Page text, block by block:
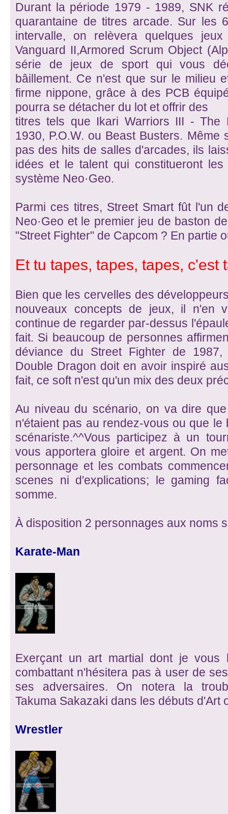
Durant la période 1979 - 1989, SNK
quarantaine de titres arcade. Sur les
intervalle, on relèvera quelques
Vanguard II,Armored Scrum Object
série de jeux de sport qui vous
bâillement. Ce n'est que sur le milieu
firme nippone, grâce à des PCB
pourra se détacher du lot et offrir des
titres tels que Ikari Warriors III - The
1930, P.O.W. ou Beast Busters.
pas des hits de salles d'arcades, ils
idées et le talent qui constitueront
système Neo·Geo.
Parmi ces titres, Street Smart fût l'un
Neo·Geo et le premier jeu de baston
"Street Fighter" de Capcom ? En partie
Et tu tapes, tapes, tapes, c'est
Bien que les cervelles des
nouveaux concepts de jeux, il n'en
continue de regarder par-dessus
fait. Si beaucoup de personnes
déviance du Street Fighter de
Double Dragon doit en avoir inspiré
fait, ce soft n'est qu'un mix des deux
Au niveau du scénario, on va dire
n'étaient pas au rendez-vous ou que
scénariste.^^Vous participez à un
vous apportera gloire et argent. On
personnage et les combats
scenes ni d'explications; le gaming
somme.
À disposition 2 personnages aux noms
Karate-Man
Exerçant un art martial dont je vous
combattant n'hésitera pas à user de
ses adversaires. On notera la
Takuma Sakazaki dans les débuts d'Art
Wrestler